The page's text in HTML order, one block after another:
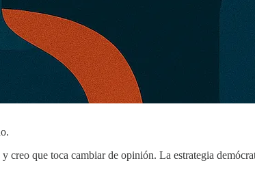
creo que toca cambiar de opinión. La estrategia